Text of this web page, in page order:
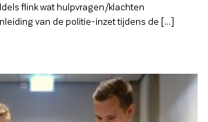
flink wat hulpvragen/klachten
van de politie-inzet tijdens de [...]